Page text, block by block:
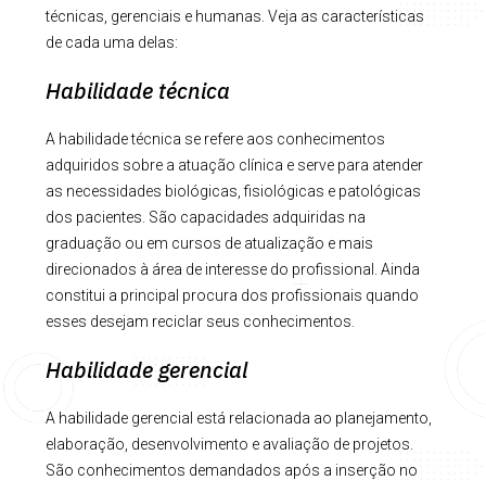
técnicas, gerenciais e humanas. Veja as características
de cada uma delas:
Habilidade técnica
A habilidade técnica se refere aos conhecimentos
adquiridos sobre a atuação clínica e serve para atender
as necessidades biológicas, fisiológicas e patológicas
dos pacientes. São capacidades adquiridas na
graduação ou em cursos de atualização e mais
direcionados à área de interesse do profissional. Ainda
constitui a principal procura dos profissionais quando
esses desejam reciclar seus conhecimentos.
Habilidade gerencial
A habilidade gerencial está relacionada ao planejamento,
elaboração, desenvolvimento e avaliação de projetos.
São conhecimentos demandados após a inserção no